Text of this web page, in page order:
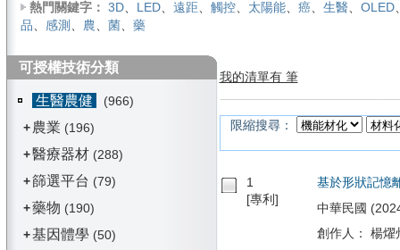
熱門關鍵字： 3D、 LED、 遠距、 觸控、 太陽能、 癌、 生醫、 OLED
品、 感測 、 農、 菌、 藥
可授權技術分類
生醫農健
(966)
+ 農業 (196)
+醫療器材 (288)
+篩選平台 (79)
+藥物 (190)
+基因體學 (50)
我的清單有 筆
限縮搜尋：
1
[專利]
基於形狀記憶
中華民國
創作人： 楊燿